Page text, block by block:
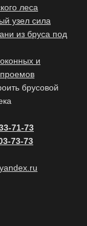
леса
узел сила
из бруса под
и
брусовой
71-73
73-73